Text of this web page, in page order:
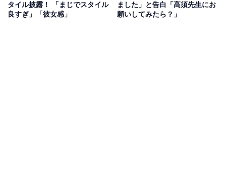
タイル披露！ 「まじでスタイル
良すぎ」「彼女感」
ました」と告白「高須先生にお
願いしてみたら？」